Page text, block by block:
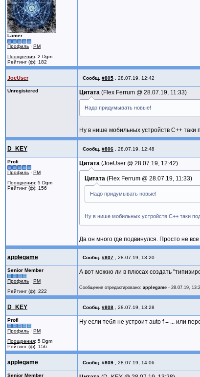
Lamer
Профиль · PM
Поощрения: 2 Dgm
Рейтинг (ф): 182
JoeUser Сообщ. #805 28.07.19, 12:42
Unregistered Цитата Flex Ferrum @ 28.07.19, 11:33
Надо придумывать новые!
Ну в нише мобильных устройств С++ таки
D_KEY Сообщ. #806 28.07.19, 12:48
Profi
Профиль · PM
Поощрения: 5 Dgm
Рейтинг (ф): 156
Цитата JoeUser @ 28.07.19, 12:42
Цитата Flex Ferrum @ 28.07.19, 11:33
Надо придумывать новые!
Ну в нише мобильных устройств С++ таки
Да он много где подвинулся. Просто не все
applegame Сообщ. #807 28.07.19, 13:20
Senior Member
Профиль · PM
Рейтинг (ф): 222
А вот можно ли в плюсах создать
Сообщение отредактировано: applegame - 28.07.19,
D_KEY Сообщ. #808 28.07.19, 13:28
Profi
Профиль · PM
Поощрения: 5 Dgm
Рейтинг (ф): 156
Ну если тебя не устроит auto f = ... или
applegame Сообщ. #809 28.07.19, 14:06
Senior Member